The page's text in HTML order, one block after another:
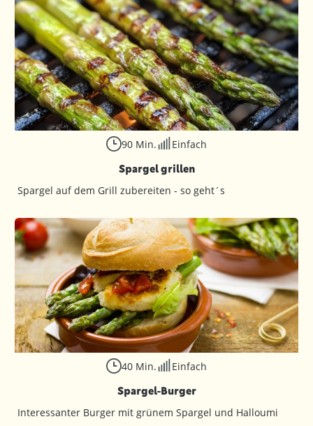
90 Min. Einfach
Spargel grillen
Spargel auf dem Grill zubereiten - so geht´s
40 Min. Einfach
Spargel-Burger
Interessanter Burger mit grünem Spargel und Halloumi